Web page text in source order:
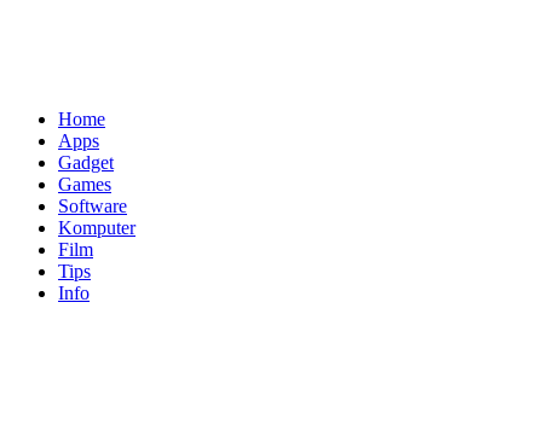
Home
Apps
Gadget
Games
Software
Komputer
Film
Tips
Info